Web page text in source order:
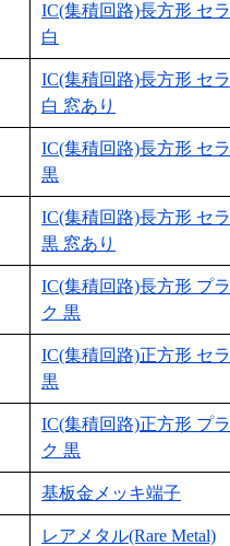
IC(集積回路)長方形 セ
白
IC(集積回路)長方形 セ
白 窓あり
IC(集積回路)長方形 セ
黒
IC(集積回路)長方形 セ
黒 窓あり
IC(集積回路)長方形 プ
ク 黒
IC(集積回路)正方形 セ
黒
IC(集積回路)正方形 プ
ク 黒
基板金メッキ端子
レアメタル(Rare Metal)